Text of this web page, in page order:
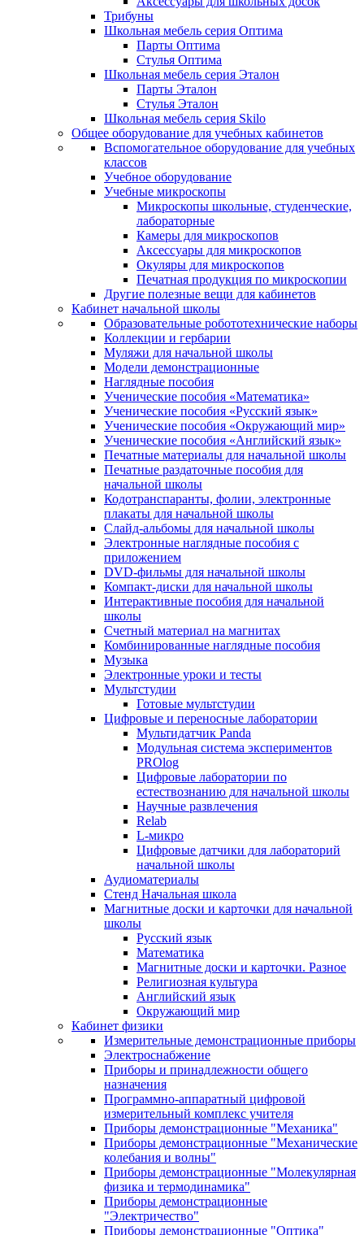
Трибуны
Школьная мебель серия Оптима
Парты Оптима
Стулья Оптима
Школьная мебель серия Эталон
Парты Эталон
Стулья Эталон
Школьная мебель серия Skilo
Общее оборудование для учебных кабинетов
Вспомогательное оборудование для учебных
классов
Учебное оборудование
Учебные микроскопы
Микроскопы школьные, студенческие,
лабораторные
Камеры для микроскопов
Аксессуары для микроскопов
Окуляры для микроскопов
Печатная продукция по микроскопии
Другие полезные вещи для кабинетов
Кабинет начальной школы
Образовательные робототехнические наборы
Коллекции и гербарии
Муляжи для начальной школы
Модели демонстрационные
Наглядные пособия
Ученические пособия «Математика»
Ученические пособия «Русский язык»
Ученические пособия «Окружающий мир»
Ученические пособия «Английский язык»
Печатные материалы для начальной школы
Печатные раздаточные пособия для
начальной школы
Кодотранспаранты, фолии, электронные
плакаты для начальной школы
Слайд-альбомы для начальной школы
Электронные наглядные пособия с
приложением
DVD-фильмы для начальной школы
Компакт-диски для начальной школы
Интерактивные пособия для начальной
школы
Счетный материал на магнитах
Комбинированные наглядные пособия
Музыка
Электронные уроки и тесты
Мультстудии
Готовые мультстудии
Цифровые и переносные лаборатории
Мультидатчик Panda
Модульная система экспериментов
PROlog
Цифровые лаборатории по
естествознанию для начальной школы
Научные развлечения
Relab
L-микро
Цифровые датчики для лабораторий
начальной школы
Аудиоматериалы
Стенд Начальная школа
Магнитные доски и карточки для начальной
школы
Русский язык
Математика
Магнитные доски и карточки. Разное
Религиозная культура
Английский язык
Окружающий мир
Кабинет физики
Измерительные демонстрационные приборы
Электроснабжение
Приборы и принадлежности общего
назначения
Программно-аппаратный цифровой
измерительный комплекс учителя
Приборы демонстрационные "Механика"
Приборы демонстрационные "Механические
колебания и волны"
Приборы демонстрационные "Молекулярная
физика и термодинамика"
Приборы демонстрационные
"Электричество"
Приборы демонстрационные "Оптика"